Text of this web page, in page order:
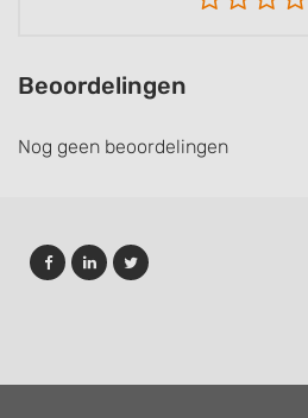
Beoordelingen
Nog geen beoordelingen